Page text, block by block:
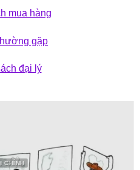
mua hàng
gặp
đại lý
CHÍNH